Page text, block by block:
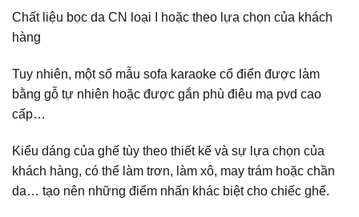
Chất liệu bọc da CN loại I hoặc theo lựa chọn của khách
hàng
Tuy nhiên, một số mẫu sofa karaoke cổ điển được làm
bằng gỗ tự nhiên hoặc được gắn phù điêu mạ pvd cao
cấp…
Kiểu dáng của ghế tùy theo thiết kế và sự lựa chọn của
khách hàng, có thể làm trơn, làm xô, may trám hoặc chần
da… tạo nên những điểm nhấn khác biệt cho chiếc ghế.